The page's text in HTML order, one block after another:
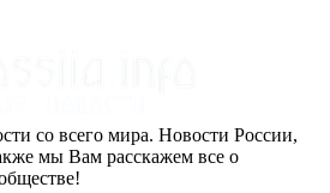
со всего мира. Новости России,
мы Вам расскажем все о